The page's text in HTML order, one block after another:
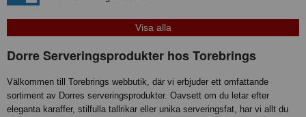
Dorre Serveringsprodukter hos Torebrings
Välkommen till Torebrings webbutik, där vi erbjuder ett omfattande
sortiment av Dorres serveringsprodukter. Oavsett om du letar efter
eleganta karaffer, stilfulla tallrikar eller unika serveringsfat, har vi allt du